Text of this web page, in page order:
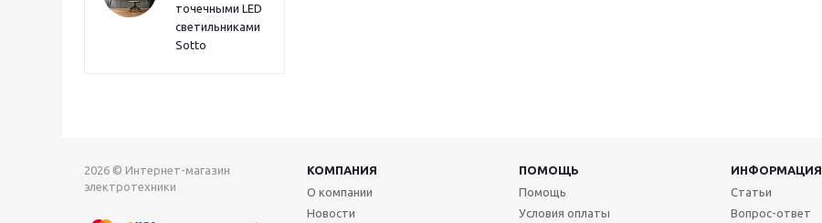
точечными LED
светильниками
Sotto
2026 © Интернет-магазин
электротехники
КОМПАНИЯ ПОМОЩЬ
ИНФОРМАЦИЯ
О компании
Новости
Помощь
Условия оплаты
Статьи
Вопрос-ответ